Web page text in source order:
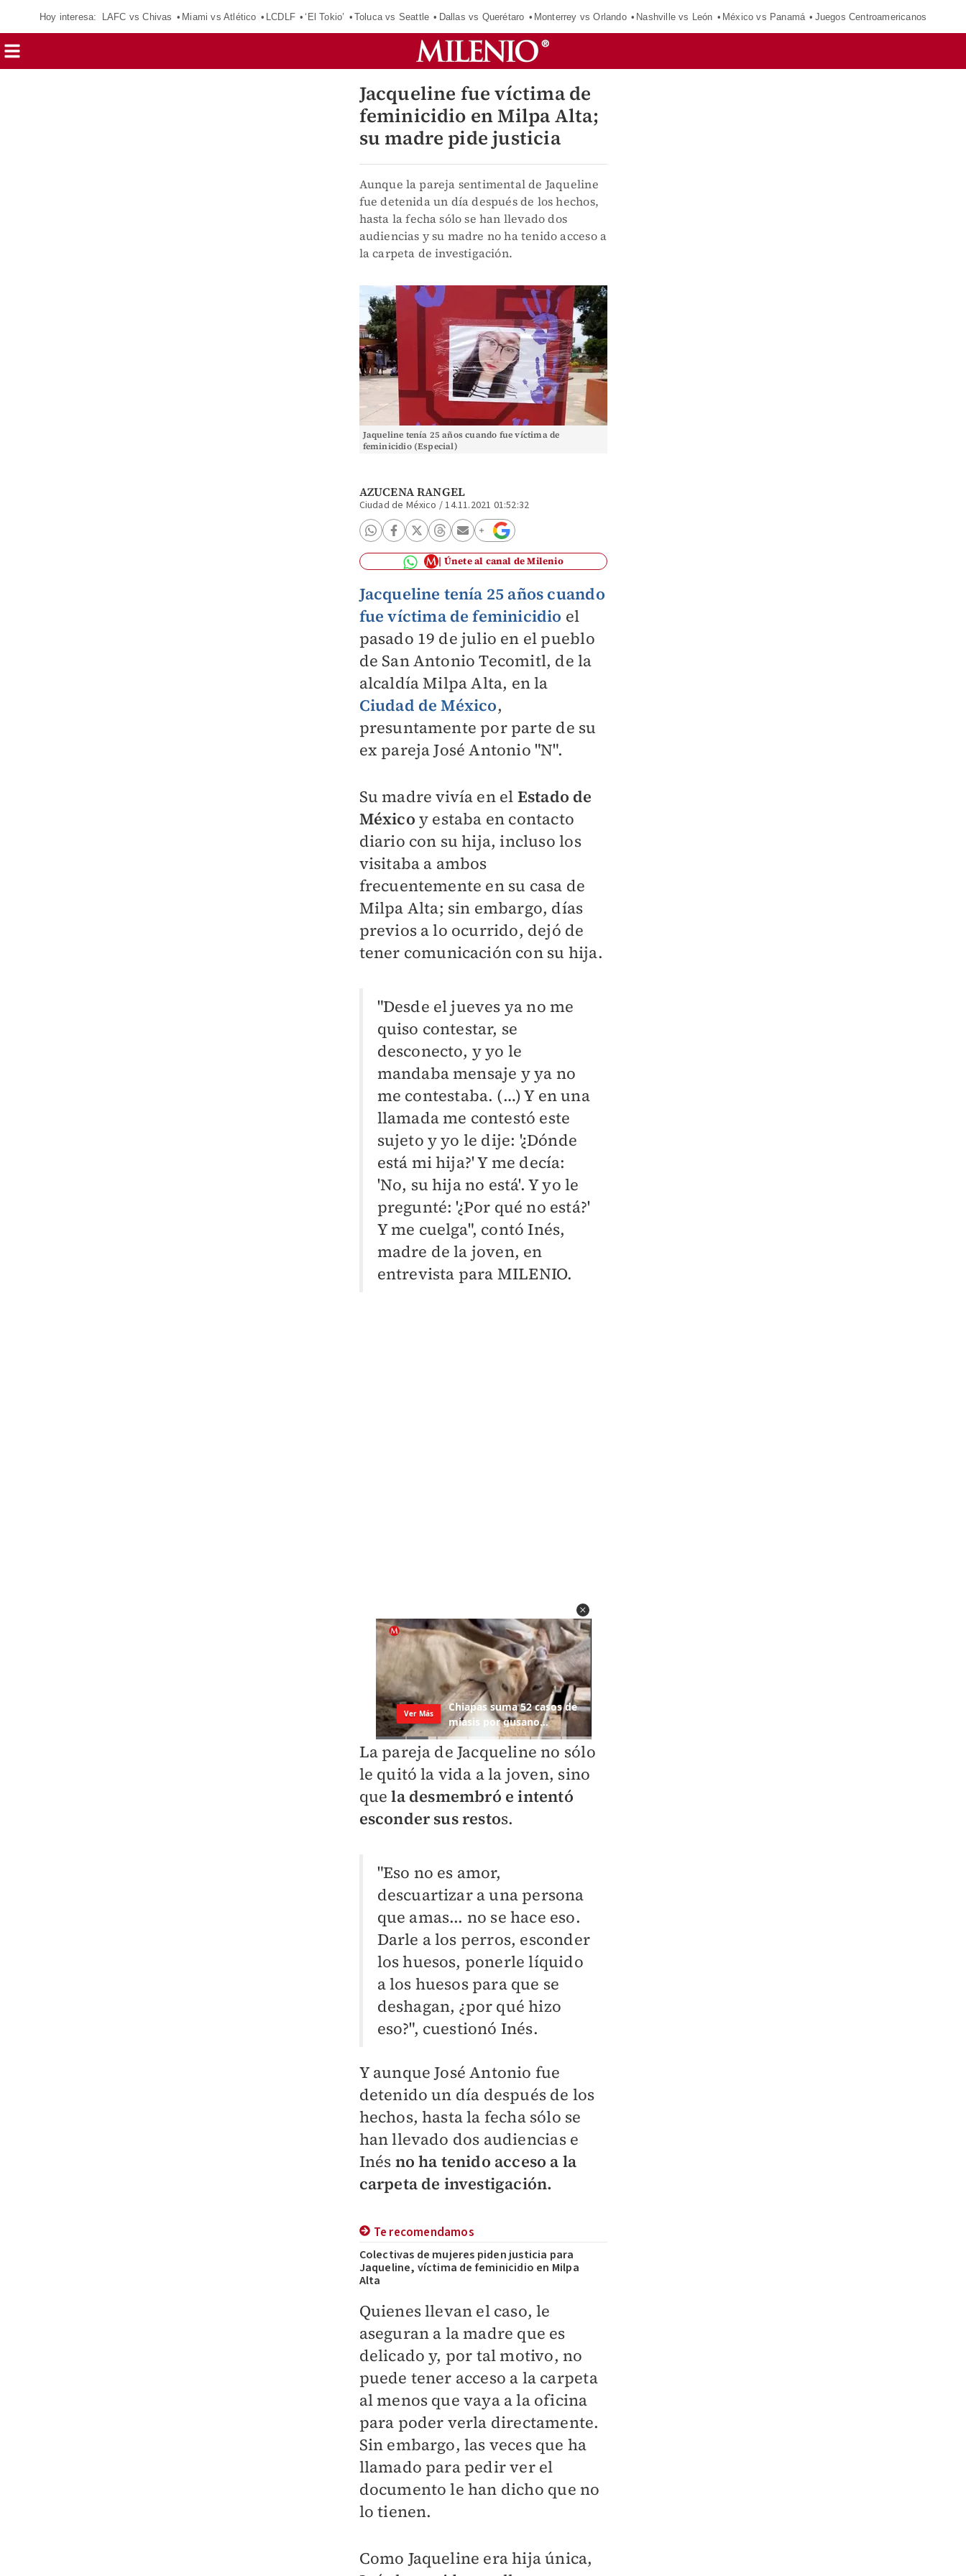
Hoy interesa: LAFC vs Chivas Miami vs Atlético LCDLF ‘El Tokio’ Toluca vs Seattle Dallas vs Querétaro Monterrey vs Orlando Nashville vs León México vs Panamá Juegos Centroamericanos
Jacqueline fue víctima de
feminicidio en Milpa Alta;
su madre pide justicia
Aunque la pareja sentimental de Jaqueline
fue detenida un día después de los hechos,
hasta la fecha sólo se han llevado dos
audiencias y su madre no ha tenido acceso a
la carpeta de investigación.
Jaqueline tenía 25 años cuando fue víctima de
feminicidio (Especial)
AZUCENA RANGEL
Ciudad de México /14.11.2021 01:52:32
Únete al canal de Milenio
Jacqueline tenía 25 años cuando
fue víctima de feminicidio el
pasado 19 de julio en el pueblo
de San Antonio Tecomitl, de la
alcaldía Milpa Alta, en la
Ciudad de México,
presuntamente por parte de su
ex pareja José Antonio "N".
Su madre vivía en el Estado de
México y estaba en contacto
diario con su hija, incluso los
visitaba a ambos
frecuentemente en su casa de
Milpa Alta; sin embargo, días
previos a lo ocurrido, dejó de
tener comunicación con su hija.
"Desde el jueves ya no me
quiso contestar, se
desconecto, y yo le
mandaba mensaje y ya no
me contestaba. (…) Y en una
llamada me contestó este
sujeto y yo le dije: '¿Dónde
está mi hija?' Y me decía:
'No, su hija no está'. Y yo le
pregunté: '¿Por qué no está?'
Y me cuelga", contó Inés,
madre de la joven, en
entrevista para MILENIO.
La pareja de Jacqueline no sólo
le quitó la vida a la joven, sino
que la desmembró e intentó
esconder sus restos.
"Eso no es amor,
descuartizar a una persona
que amas... no se hace eso.
Darle a los perros, esconder
los huesos, ponerle líquido
a los huesos para que se
deshagan, ¿por qué hizo
eso?", cuestionó Inés.
Y aunque José Antonio fue
detenido un día después de los
hechos, hasta la fecha sólo se
han llevado dos audiencias e
Inés no ha tenido acceso a la
carpeta de investigación.
Te recomendamos
Colectivas de mujeres piden justicia para
Jaqueline, víctima de feminicidio en Milpa
Alta
Quienes llevan el caso, le
aseguran a la madre que es
delicado y, por tal motivo, no
puede tener acceso a la carpeta
al menos que vaya a la oficina
para poder verla directamente.
Sin embargo, las veces que ha
llamado para pedir ver el
documento le han dicho que no
lo tienen.
Como Jaqueline era hija única,